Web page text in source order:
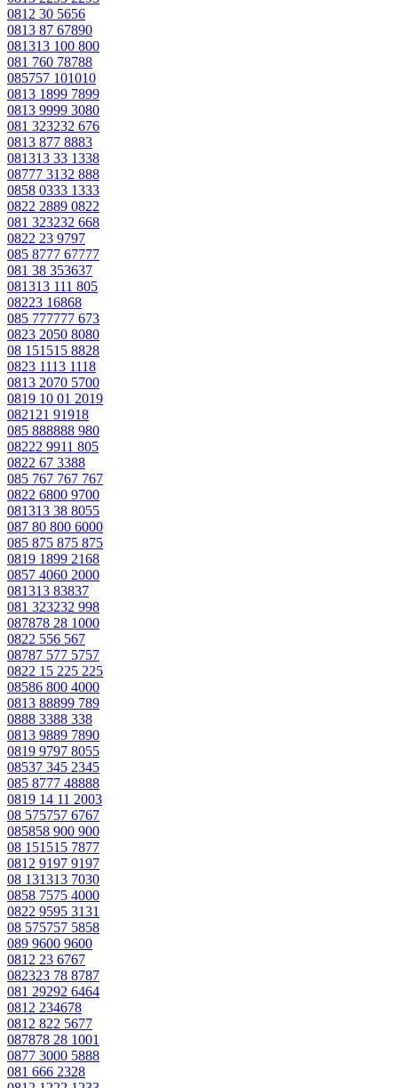
0812 30 5656
0813 87 67890
081313 100 800
081 760 78788
085757 101010
0813 1899 7899
0813 9999 3080
081 323232 676
0813 877 8883
081313 33 1338
08777 3132 888
0858 0333 1333
0822 2889 0822
081 323232 668
0822 23 9797
085 8777 67777
081 38 353637
081313 111 805
08223 16868
085 777777 673
0823 2050 8080
08 151515 8828
0823 1113 1118
0813 2070 5700
0819 10 01 2019
082121 91918
085 888888 980
08222 9911 805
0822 67 3388
085 767 767 767
0822 6800 9700
081313 38 8055
087 80 800 6000
085 875 875 875
0819 1899 2168
0857 4060 2000
081313 83837
081 323232 998
087878 28 1000
0822 556 567
08787 577 5757
0822 15 225 225
08586 800 4000
0813 88899 789
0888 3388 338
0813 9889 7890
0819 9797 8055
08537 345 2345
085 8777 48888
0819 14 11 2003
08 575757 6767
085858 900 900
08 151515 7877
0812 9197 9197
08 131313 7030
0858 7575 4000
0822 9595 3131
08 575757 5858
089 9600 9600
0812 23 6767
082323 78 8787
081 29292 6464
0812 234678
0812 822 5677
087878 28 1001
0877 3000 5888
081 666 2328